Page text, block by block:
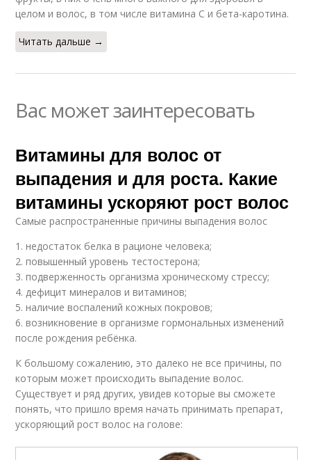
целом и волос, в том числе витамина С и бета-каротина.
Читать дальше →
Вас может заинтересовать
Витамины для волос от
выпадения и для роста. Какие
витамины ускоряют рост волос
Самые распространенные причины выпадения волос
1. недостаток белка в рационе человека;
2. повышенный уровень тестостерона;
3. подверженность организма хроническому стрессу;
4. дефицит минералов и витаминов;
5. наличие воспалений кожных покровов;
6. возникновение в организме гормональных изменений
после рождения ребёнка.
К большому сожалению, это далеко не все причины, по
которым может происходить выпадение волос.
Существует и ряд других, увидев которые вы сможете
понять, что пришло время начать принимать препарат,
ускоряющий рост волос на голове: